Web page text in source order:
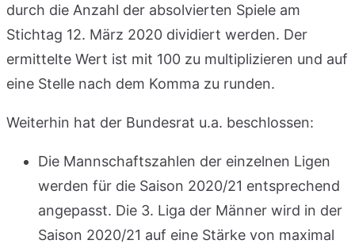
durch die Anzahl der absolvierten Spiele am
Stichtag 12. März 2020 dividiert werden. Der
ermittelte Wert ist mit 100 zu multiplizieren und auf
eine Stelle nach dem Komma zu runden.
Weiterhin hat der Bundesrat u.a. beschlossen:
Die Mannschaftszahlen der einzelnen Ligen
werden für die Saison 2020/21 entsprechend
angepasst. Die 3. Liga der Männer wird in der
Saison 2020/21 auf eine Stärke von maximal